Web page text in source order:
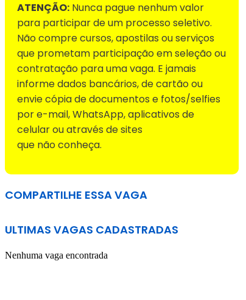
ATENÇÃO: Nunca pague nenhum valor
para participar de um processo seletivo.
Não compre cursos, apostilas ou serviços
que prometam participação em seleção ou
contratação para uma vaga. E jamais
informe dados bancários, de cartão ou
envie cópia de documentos e fotos/selfies
por e-mail, WhatsApp, aplicativos de
celular ou através de sites
que não conheça.
COMPARTILHE ESSA VAGA
ULTIMAS VAGAS CADASTRADAS
Nenhuma vaga encontrada